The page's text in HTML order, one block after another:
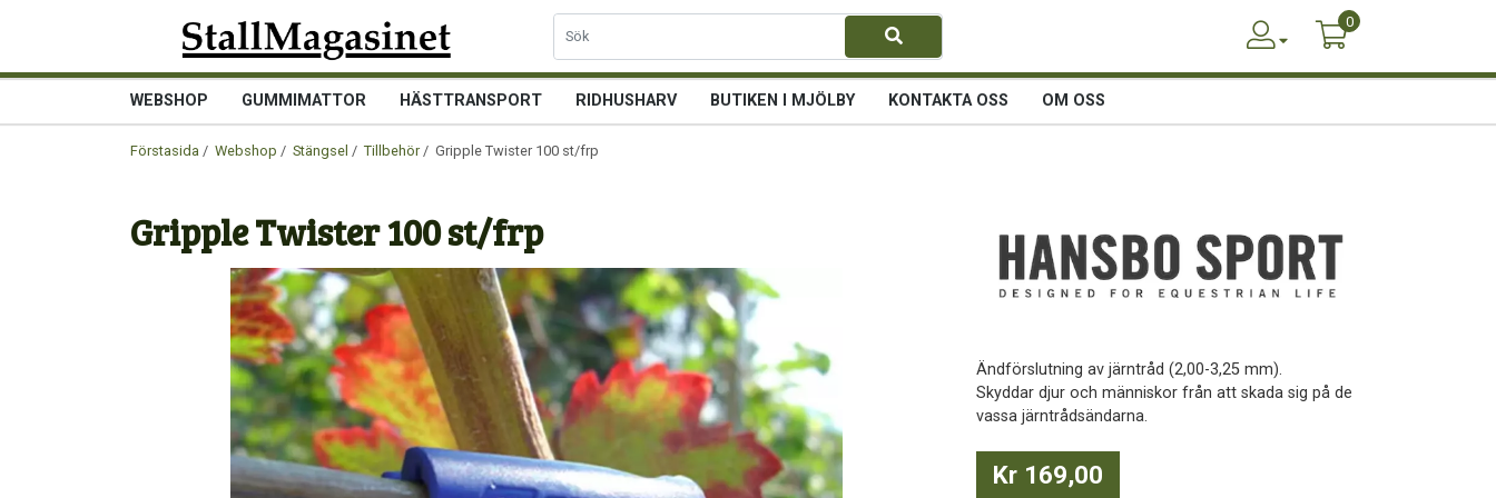
0
WEBSHOP GUMMIMATTOR HÄSTTRANSPORT RIDHUSHARV BUTIKEN I MJÖLBY KONTAKTA OSS OM OSS
Förstasida / Webshop / Stängsel / Tillbehör/ Gripple Twister 100 st/frp
Gripple Twister 100 st/frp
Ändförslutning av järntråd (2,00-3,25 mm).
Skyddar djur och människor från att skada sig på de
vassa järntrådsändarna.
Kr 169,00